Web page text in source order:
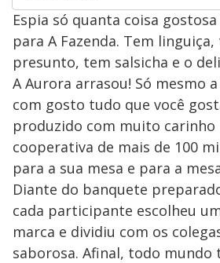
Espia só quanta coisa
para A Fazenda. Tem
presunto, tem salsicha e o
A Aurora arrasou! Só mesmo
com gosto tudo que você
produzido com muito carinho
cooperativa de mais de 100
para a sua mesa e para a
Diante do banquete
cada participante escolheu
marca e dividiu com os
saborosa. Afinal, todo mundo